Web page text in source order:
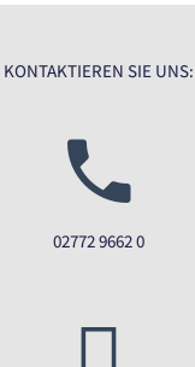
KONTAKTIEREN SIE UNS:
02772 9662 0